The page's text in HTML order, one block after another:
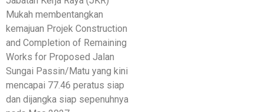
Mukah membentangkan
kemajuan Projek Construction
and Completion of Remaining
Works for Proposed Jalan
Sungai Passin/Matu yang kini
mencapai 77.46 peratus siap
dan dijangka siap sepenuhnya